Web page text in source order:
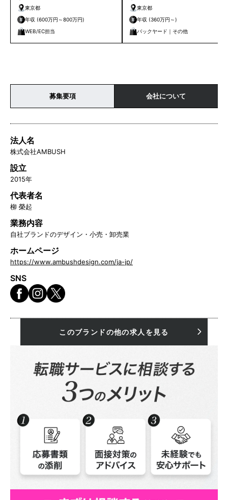
東京都
年収 (600万円～800万円)
WEB/EC担当
東京都
年収 (360万円～)
バックヤード｜その他
募集要項 会社について
法人名
株式会社AMBUSH
設立
2015年
代表者名
柳 榮起
業務内容
自社ブランドのデザイン・小売・卸売業
ホームページ
https://www.ambushdesign.com/ja-jp/
SNS
このブランドの他の求人を見る